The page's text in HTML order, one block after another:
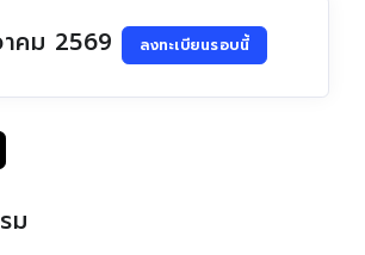
คม 2569 ลงทะเบียนรอบนี้
ม